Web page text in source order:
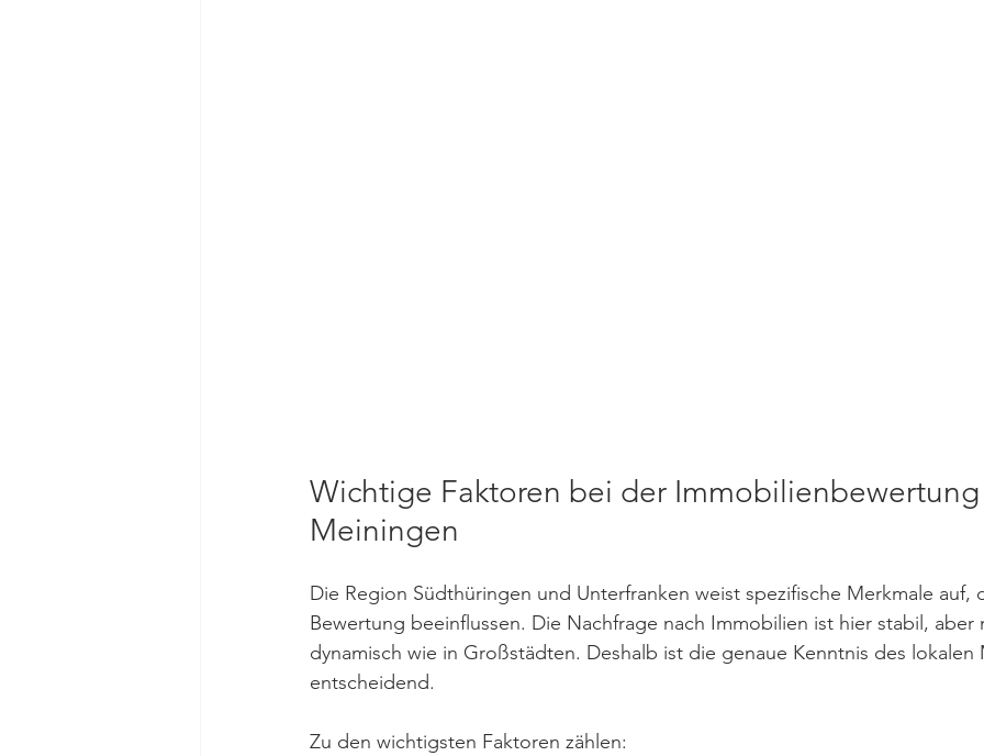
Wichtige Faktoren bei der
Meiningen
Die Region Südthüringen und Unterfranken weist spezifische Merkmale auf,
Bewertung beeinflussen. Die Nachfrage nach Immobilien ist hier stabil,
dynamisch wie in Großstädten. Deshalb ist die genaue Kenntnis des
entscheidend.
Zu den wichtigsten Faktoren zählen: